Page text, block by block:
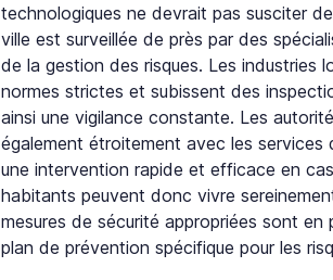
technologiques ne devrait pas susciter
ville est surveillée de près par des
de la gestion des risques. Les industries
normes strictes et subissent des
ainsi une vigilance constante. Les
également étroitement avec les services
une intervention rapide et efficace en
habitants peuvent donc vivre
mesures de sécurité appropriées sont en
plan de prévention spécifique pour les